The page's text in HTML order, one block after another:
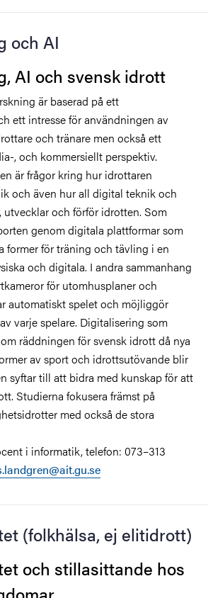
och AI
AI och svensk idrott
är baserad på ett
ett intresse för användningen av
och tränare men också ett
, och kommersiellt perspektiv.
är frågor kring hur idrottaren
och även hur all digital teknik och
utvecklar och förför idrotten. Som
genom digitala plattformar som
former för träning och tävling i en
och digitala. I andra sammanhang
för utomhusplaner och
automatiskt spelet och möjliggör
varje spelare. Digitalisering som
räddningen för svensk idrott då nya
av sport och idrottsutövande blir
syftar till att bidra med kunskap för att
Studierna fokusera främst på
med också de stora
i informatik, telefon: 073–313
(folkhälsa, ej elitidrott)
och stillasittande hos